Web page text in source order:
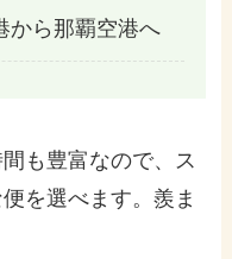
から那覇空港へ
も豊富なので、ス
を選べます。羨ま